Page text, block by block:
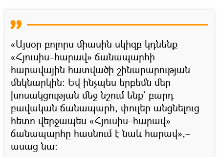
«Այսօր բոլորս միասին սկիզբ կդնենք
«Հյուսիս–հարավ» ճանապարհի
հարավային հատվածի շինարարության
մեկնարկին։ Եվ ինչպես երբեմն մեր
խոսակցության մեջ նշում ենք` բարդ
բավական ճանապարհ, փուլեր անցնելուց
հետո վերջապես «Հյուսիս–հարավ»
ճանապարհը հասնում է նաև հարավ»,–
ասաց նա։